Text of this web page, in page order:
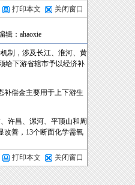
打印本文
关闭窗口
辑：ahaoxie
制，涉及长江、淮河、黄
给下游省辖市予以经济补
偿金主要用于上下游生
许昌、漯河、平顶山和周
改善，13个断面化学需氧
打印本文
关闭窗口